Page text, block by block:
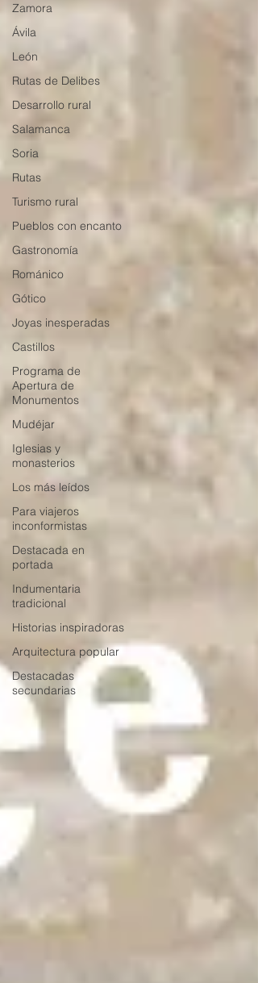
Zamora
Ávila
León
Rutas de Delibes
Desarrollo rural
Salamanca
Soria
Rutas
Turismo rural
Pueblos con encanto
Gastronomía
Románico
Gótico
Joyas inesperadas
Castillos
Programa de
Apertura de
Monumentos
Mudéjar
Iglesias y
monasterios
Los más leídos
Para viajeros
inconformistas
Destacada en
portada
Indumentaria
tradicional
Historias inspiradoras
Arquitectura popular
Destacadas
secundarias